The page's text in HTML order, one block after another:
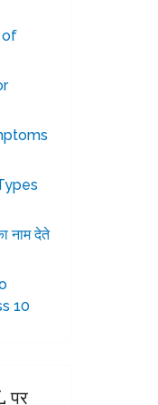
of
नाम देते
10
पर